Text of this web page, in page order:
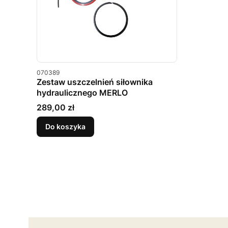
Kod produktu
070389
Zestaw uszczelnień siłownika
hydraulicznego MERLO
Cena
289,00 zł
Do koszyka